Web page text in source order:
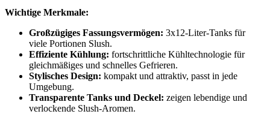
Wichtige Merkmale:
Großzügiges Fassungsvermögen: 3x12-Liter-Tanks für
viele Portionen Slush.
Effiziente Kühlung: fortschrittliche Kühltechnologie für
gleichmäßiges und schnelles Gefrieren.
Stylisches Design: kompakt und attraktiv, passt in jede
Umgebung.
Transparente Tanks und Deckel: zeigen lebendige und
verlockende Slush-Aromen.